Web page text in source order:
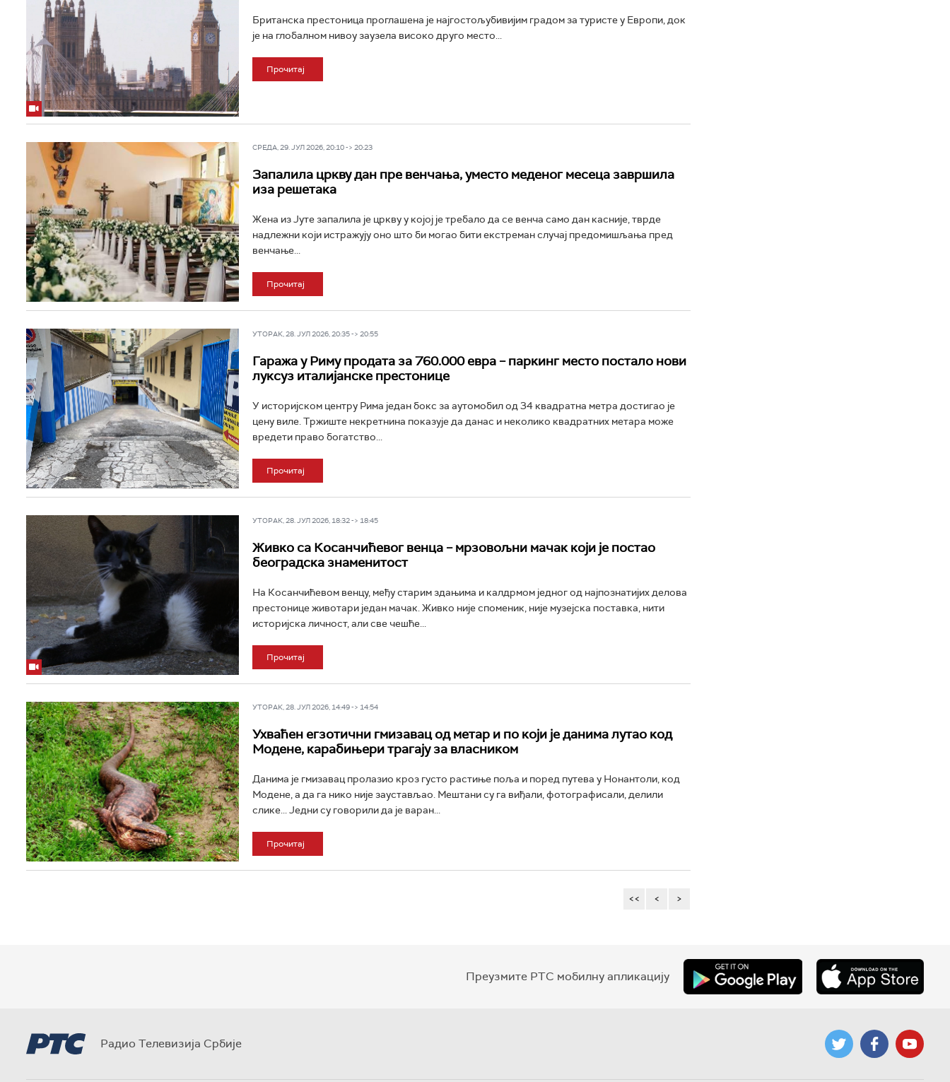
Британска престоница проглашена је најгостољубивијим градом за туристе у Европи, док
је на глобалном нивоу заузела високо друго место...
Прочитај
СРЕДА, 29. ЈУЛ 2026, 20:10 -> 20:23
Запалила цркву дан пре венчања, уместо меденог месеца завршила
иза решетака
Жена из Јуте запалила је цркву у којој је требало да се венча само дан касније, тврде
надлежни који истражују оно што би могао бити екстреман случај предомишљања пред
венчање...
Прочитај
УТОРАК, 28. ЈУЛ 2026, 20:35 -> 20:55
Гаража у Риму продата за 760.000 евра – паркинг место постало нови
луксуз италијанске престонице
У историјском центру Рима један бокс за аутомобил од 34 квадратна метра достигао је
цену виле. Тржиште некретнина показује да данас и неколико квадратних метара може
вредети право богатство...
Прочитај
УТОРАК, 28. ЈУЛ 2026, 18:32 -> 18:45
Живко са Косанчићевог венца – мрзовољни мачак који је постао
београдска знаменитост
На Косанчићевом венцу, међу старим здањима и калдрмом једног од најпознатијих делова
престонице животари један мачак. Живко није споменик, није музејска поставка, нити
историјска личност, али све чешће...
Прочитај
УТОРАК, 28. ЈУЛ 2026, 14:49 -> 14:54
Ухваћен егзотични гмизавац од метар и по који је данима лутао код
Модене, карабињери трагају за власником
Данима је гмизавац пролазио кроз густо растиње поља и поред путева у Нонантоли, код
Модене, а да га нико није заустављао. Мештани су га виђали, фотографисали, делили
слике... Једни су говорили да је варан...
Прочитај
<< < >
Преузмите РТС мобилну апликацију
Радио Телевизија Србије